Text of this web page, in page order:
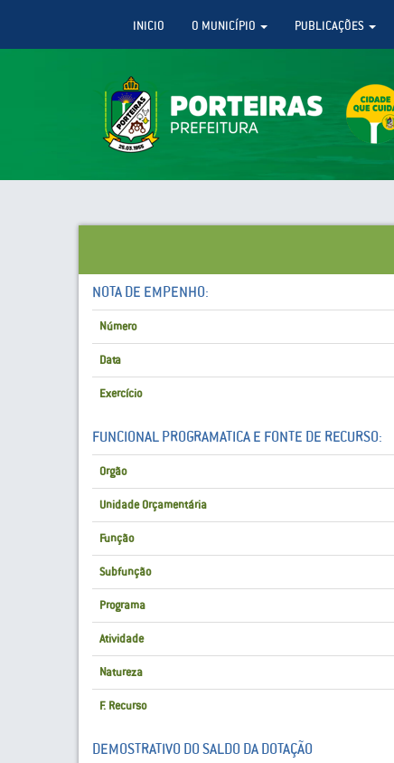
INICIO O MUNICÍPIO PUBLICAÇÕES
NOTA DE EMPENHO:
Número
Data
Exercício
FUNCIONAL PROGRAMATICA E FONTE DE RECURSO:
Orgão
Unidade Orçamentária
Função
Subfunção
Programa
Atividade
Natureza
F. Recurso
DEMOSTRATIVO DO SALDO DA DOTAÇÃO